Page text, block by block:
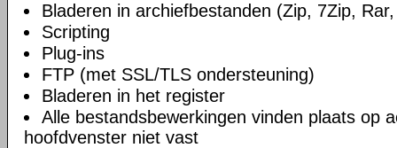
Bladeren in archiefbestanden (Zip, 7Zip,
Scripting
Plug-ins
FTP (met SSL/TLS ondersteuning)
Bladeren in het register
Alle bestandsbewerkingen vinden plaats op
hoofdvenster niet vast